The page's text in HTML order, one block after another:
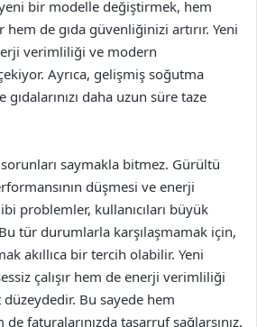
yeni bir modelle değiştirmek, hem
de gıda güvenliğinizi artırır. Yeni
verimliliği ve modern
Ayrıca, gelişmiş soğutma
daha uzun süre taze
saymakla bitmez. Gürültü
düşmesi ve enerji
problemler, kullanıcıları büyük
tür durumlarla karşılaşmamak için,
akıllıca bir tercih olabilir. Yeni
çalışır hem de enerji verimliliği
düzeydedir. Bu sayede hem
faturalarınızda tasarruf sağlarsınız.